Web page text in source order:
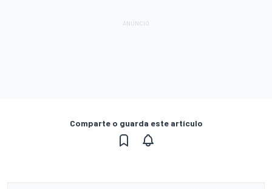
Comparte o guarda este artículo